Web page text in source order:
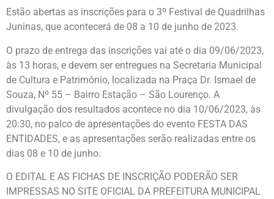
Estão abertas as inscrições para o 3º Festival de Quadrilhas
Juninas, que acontecerá de 08 a 10 de junho de 2023.
O prazo de entrega das inscrições vai até o dia 09/06/2023,
às 13 horas, e devem ser entregues na Secretaria Municipal
de Cultura e Patrimônio, localizada na Praça Dr. Ismael de
Souza, Nº 55 – Bairro Estação – São Lourenço. A
divulgação dos resultados acontece no dia 10/06/2023, às
20:30, no palco de apresentações do evento FESTA DAS
ENTIDADES, e as apresentações serão realizadas entre os
dias 08 e 10 de junho.
O EDITAL E AS FICHAS DE INSCRIÇÃO PODERÃO SER
IMPRESSAS NO SITE OFICIAL DA PREFEITURA MUNICIPAL